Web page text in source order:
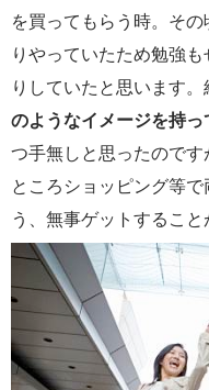
を買ってもらう時。そ
りやっていたため勉強
りしていたと思います。
のようなイメージを持
つ手無しと思ったのです
ところショッピング等
う、無事ゲットすること